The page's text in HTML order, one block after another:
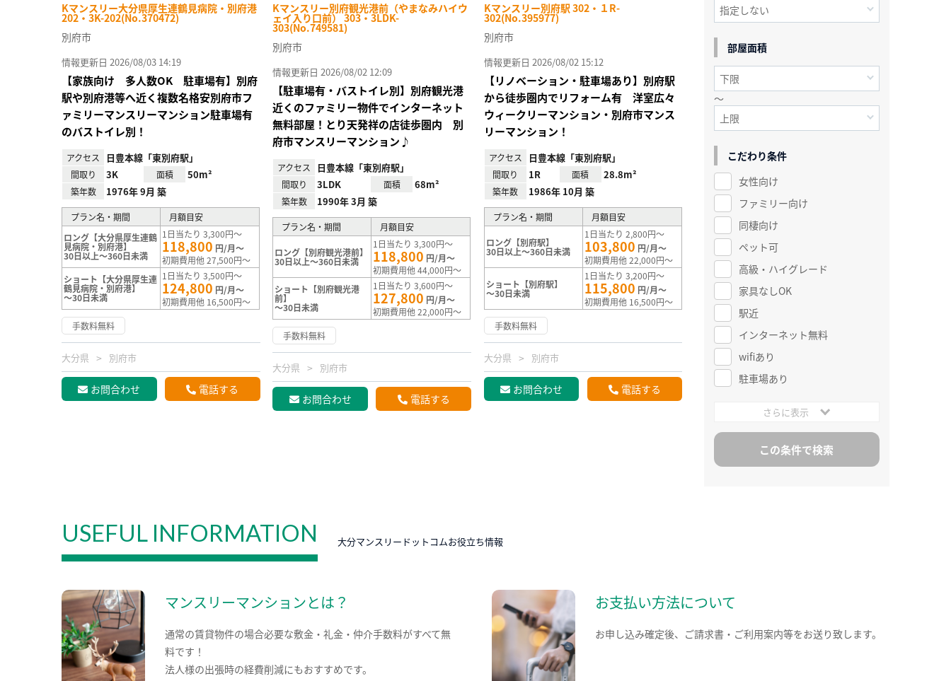
Kマンスリー大分県厚生連鶴見病院・別府港
202・3K-202(No.370472)
別府市
情報更新日 2026/08/03 14:19
【家族向け 多人数OK 駐車場有】別府
駅や別府港等へ近く複数名格安別府市フ
ァミリーマンスリーマンション駐車場有
のバストイレ別！
アクセス 日豊本線「東別府駅」
間取り 3K 面積 50m²
築年数 1976年 9月 築
プラン名・期間
月額目安
ロング【大分県厚生連鶴
見病院・別府港】
30日以上～360日未満
1日当たり 3,300円～
118,800 円/月～
初期費用他 27,500円～
ショート【大分県厚生連
鶴見病院・別府港】
～30日未満
1日当たり 3,500円～
124,800 円/月～
初期費用他 16,500円～
手数料無料
大分県 別府市
お問合わせ 電話する
Kマンスリー別府観光港前（やまなみハイウ
ェイ入り口前） 303・3LDK-
303(No.749581)
別府市
情報更新日 2026/08/02 12:09
【駐車場有・バストイレ別】別府観光港
近くのファミリー物件でインターネット
無料部屋！とり天発祥の店徒歩圏内 別
府市マンスリーマンション♪
アクセス 日豊本線「東別府駅」
間取り 3LDK 面積 68m²
築年数 1990年 3月 築
プラン名・期間 月額目安
ロング【別府観光港前】
30日以上～360日未満
1日当たり 3,300円～
118,800 円/月～
初期費用他 44,000円～
ショート【別府観光港
前】
～30日未満
1日当たり 3,600円～
127,800 円/月～
初期費用他 22,000円～
手数料無料
大分県 別府市
お問合わせ 電話する
Kマンスリー別府駅 302・１R-
302(No.395977)
別府市
情報更新日 2026/08/02 15:12
【リノベーション・駐車場あり】別府駅
から徒歩圏内でリフォーム有 洋室広々
ウィークリーマンション・別府市マンス
リーマンション！
アクセス 日豊本線「東別府駅」
間取り 1R 面積 28.8m²
築年数 1986年 10月 築
プラン名・期間 月額目安
ロング【別府駅】
30日以上～360日未満
1日当たり 2,800円～
103,800 円/月～
初期費用他 22,000円～
ショート【別府駅】
～30日未満
1日当たり 3,200円～
115,800 円/月～
初期費用他 16,500円～
手数料無料
大分県 別府市
お問合わせ 電話する
部屋面積
～
こだわり条件
女性向け
ファミリー向け
同棲向け
ペット可
高級・ハイグレード
家具なしOK
駅近
インターネット無料
wifiあり
駐車場あり
さらに表示
USEFUL INFORMATION 大分マンスリードットコムお役立ち情報
マンスリーマンションとは？
通常の賃貸物件の場合必要な敷金・礼金・仲介手数料がすべて無
料です！
法人様の出張時の経費削減にもおすすめです。
お支払い方法について
お申し込み確定後、ご請求書・ご利用案内等をお送り致します。